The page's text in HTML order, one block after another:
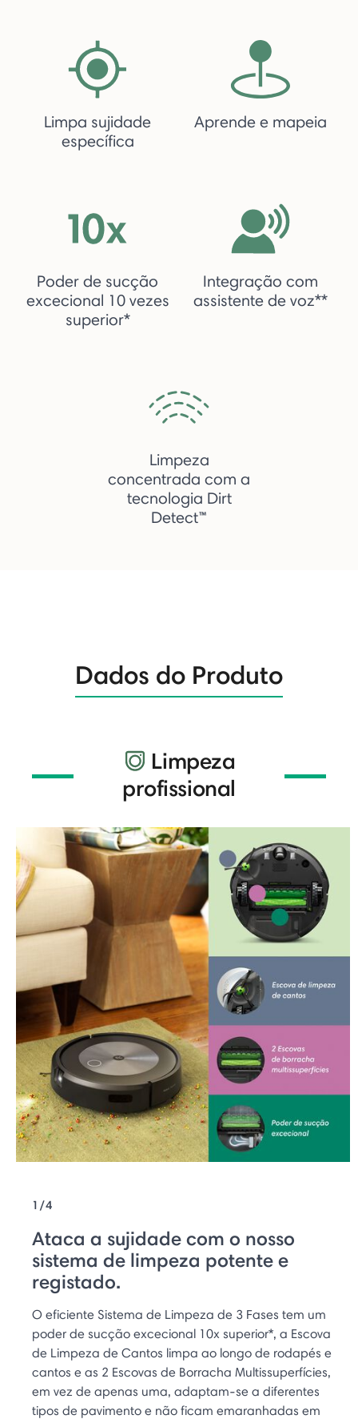
Limpa sujidade
específica
Aprende e mapeia
Poder de sucção
excecional 10 vezes
superior*
Integração com
assistente de voz**
Limpeza
concentrada com a
tecnologia Dirt
Detect™
Dados do Produto
Limpeza
profissional
1/4
Ataca a sujidade com o nosso
sistema de limpeza potente e
registado.
O eficiente Sistema de Limpeza de 3 Fases tem um
poder de sucção excecional 10x superior*, a Escova
de Limpeza de Cantos limpa ao longo de rodapés e
cantos e as 2 Escovas de Borracha Multissuperfícies,
em vez de apenas uma, adaptam-se a diferentes
tipos de pavimento e não ficam emaranhadas em